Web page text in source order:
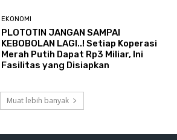
EKONOMI
PLOTOTIN JANGAN SAMPAI
KEBOBOLAN LAGI..! Setiap Koperasi
Merah Putih Dapat Rp3 Miliar, Ini
Fasilitas yang Disiapkan
Muat lebih banyak